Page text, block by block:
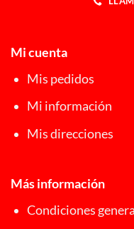
Mi cuenta
Mis pedidos
Mi información
Mis direcciones
Más información
Condiciones